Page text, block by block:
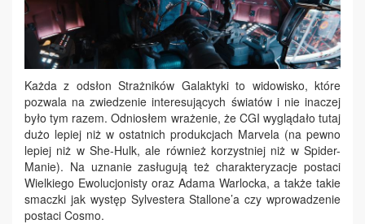
Każda z odsłon Strażników Galaktyki to widowisko, które
pozwala na zwiedzenie interesujących światów i nie inaczej
było tym razem. Odniosłem wrażenie, że CGI wyglądało tutaj
dużo lepiej niż w ostatnich produkcjach Marvela (na pewno
lepiej niż w She-Hulk, ale również korzystniej niż w Spider-
Manie). Na uznanie zasługują też charakteryzacje postaci
Wielkiego Ewolucjonisty oraz Adama Warlocka, a także takie
smaczki jak występ Sylvestera Stallone’a czy wprowadzenie
postaci Cosmo.